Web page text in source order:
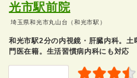
光市駅前院
埼玉県和光市丸山台（和光市駅）
和光市駅2分の内視鏡・肝臓内科。
門医在籍。生活習慣病内科にも対応